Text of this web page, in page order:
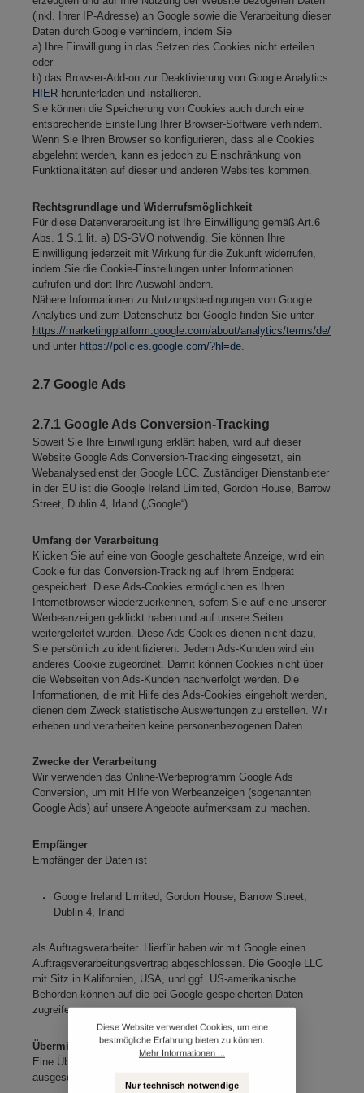
(inkl. Ihrer IP-Adresse) an Google sowie die Verarbeitung dieser
Daten durch Google verhindern, indem Sie
a) Ihre Einwilligung in das Setzen des Cookies nicht erteilen
oder
b) das Browser-Add-on zur Deaktivierung von Google Analytics
HIER herunterladen und installieren.
Sie können die Speicherung von Cookies auch durch eine
entsprechende Einstellung Ihrer Browser-Software verhindern.
Wenn Sie Ihren Browser so konfigurieren, dass alle Cookies
abgelehnt werden, kann es jedoch zu Einschränkung von
Funktionalitäten auf dieser und anderen Websites kommen.
Rechtsgrundlage und Widerrufsmöglichkeit
Für diese Datenverarbeitung ist Ihre Einwilligung gemäß Art.6
Abs. 1 S.1 lit. a) DS-GVO notwendig. Sie können Ihre
Einwilligung jederzeit mit Wirkung für die Zukunft widerrufen,
indem Sie die Cookie-Einstellungen unter Informationen
aufrufen und dort Ihre Auswahl ändern.
Nähere Informationen zu Nutzungsbedingungen von Google
Analytics und zum Datenschutz bei Google finden Sie unter
https://marketingplatform.google.com/about/analytics/terms/de/
und unter https://policies.google.com/?hl=de
2.7 Google Ads
2.7.1 Google Ads Conversion-Tracking
Soweit Sie Ihre Einwilligung erklärt haben, wird auf dieser
Website Google Ads Conversion-Tracking eingesetzt, ein
Webanalysedienst der Google LCC. Zuständiger Dienstanbieter
in der EU ist die Google Ireland Limited, Gordon House, Barrow
Street, Dublin 4, Irland („Google“).
Umfang der Verarbeitung
Klicken Sie auf eine von Google geschaltete Anzeige, wird ein
Cookie für das Conversion-Tracking auf Ihrem Endgerät
gespeichert. Diese Ads-Cookies ermöglichen es Ihren
Internetbrowser wiederzuerkennen, sofern Sie auf eine unserer
Werbeanzeigen geklickt haben und auf unsere Seiten
weitergeleitet wurden. Diese Ads-Cookies dienen nicht dazu,
Sie persönlich zu identifizieren. Jedem Ads-Kunden wird ein
anderes Cookie zugeordnet. Damit können Cookies nicht über
die Webseiten von Ads-Kunden nachverfolgt werden. Die
Informationen, die mit Hilfe des Ads-Cookies eingeholt werden,
dienen dem Zweck statistische Auswertungen zu erstellen. Wir
erheben und verarbeiten keine personenbezogenen Daten.
Zwecke der Verarbeitung
Wir verwenden das Online-Werbeprogramm Google Ads
Conversion, um mit Hilfe von Werbeanzeigen (sogenannten
Google Ads) auf unsere Angebote aufmerksam zu machen.
Empfänger
Empfänger der Daten ist
Google Ireland Limited, Gordon House, Barrow Street,
Dublin 4, Irland
als Auftragsverarbeiter. Hierfür haben wir mit Google einen
Auftragsverarbeitungsvertrag abgeschlossen. Die Google LLC
mit Sitz in Kalifornien, USA, und ggf. US-amerikanische
Behörden können auf die bei Google gespeicherten Daten
zugreifen.
Übermittlung in Drittstaaten
Eine Übermittlung von Daten in die USA kann nicht
ausgeschlossen werden.
Diese Website verwendet Cookies, um eine
bestmögliche Erfahrung bieten zu können.
Mehr Informationen ...
Nur technisch notwendige